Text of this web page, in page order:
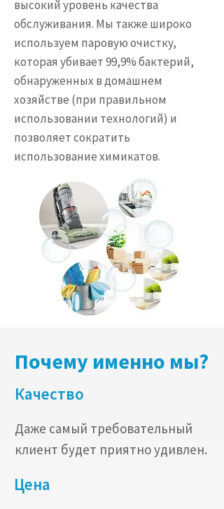
высокий уровень качества
обслуживания. Мы также широко
используем паровую очистку,
которая убивает 99,9% бактерий,
обнаруженных в домашнем
хозяйстве (при правильном
использовании технологий) и
позволяет сократить
использование химикатов.
Почему именно мы?
Качество
Даже самый требовательный
клиент будет приятно удивлен.
Цена